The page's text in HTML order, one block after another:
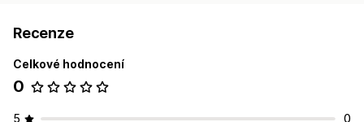
Recenze
Celkové hodnocení
0
5
0